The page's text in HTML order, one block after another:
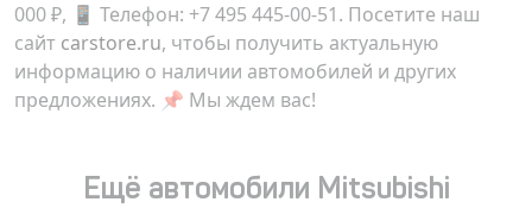
000 ₽, 📱 Телефон: +7 495 445-00-51. Посетите наш
сайт carstore.ru, чтобы получить актуальную
информацию о наличии автомобилей и других
предложениях. 📌 Мы ждем вас!
Ещё автомобили Mitsubishi